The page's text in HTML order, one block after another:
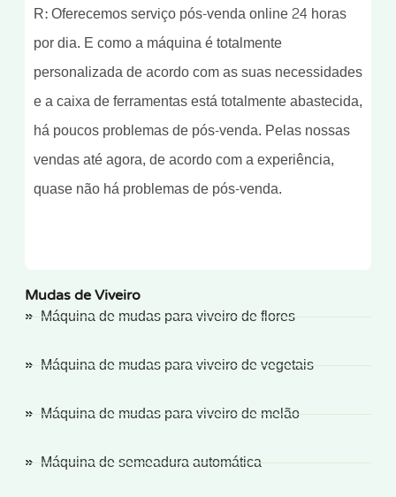
R: Oferecemos serviço pós-venda online 24 horas
por dia. E como a máquina é totalmente
personalizada de acordo com as suas necessidades
e a caixa de ferramentas está totalmente abastecida,
há poucos problemas de pós-venda. Pelas nossas
vendas até agora, de acordo com a experiência,
quase não há problemas de pós-venda.
Mudas de Viveiro
Máquina de mudas para viveiro de flores
Máquina de mudas para viveiro de vegetais
Máquina de mudas para viveiro de melão
Máquina de semeadura automática